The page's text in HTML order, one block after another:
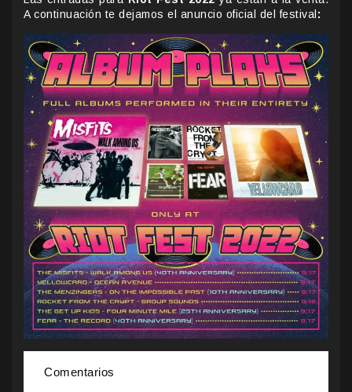
A continuación te dejamos el anuncio oficial del festival :
Comentarios